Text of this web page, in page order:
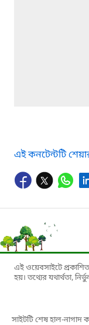
এই কনটেন্টটি
এই ওয়েবসাইটে
হয়। তথ্যের যথার্থতা,
সাইটটি শেষ হাল-নাগাদ